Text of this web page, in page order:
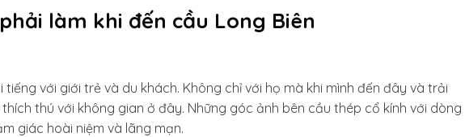
làm khi đến cầu Long Biên
tiếng với giới trẻ và du khách. Không chỉ với họ mà khi mình đến đây và trải
thú với không gian ở đây. Những góc ảnh bên cầu thép cổ kính với dòng
giác hoài niệm và lãng mạn.